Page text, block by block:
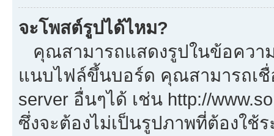
จะโพสต์รูปได้ไหม?
คุณสามารถแสดงรูปในข้อควา
แนบไฟล์ขึ้นบอร์ด คุณสามารถเชื่
server อื่นๆได้ เช่น http://
ซึ่งจะต้องไม่เป็นรูปภาพที่ต้องใช้